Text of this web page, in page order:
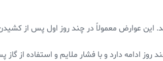
عوارض معمولاً در چند روز اول پس از
ادامه دارد و با فشار ملایم و استفاده از